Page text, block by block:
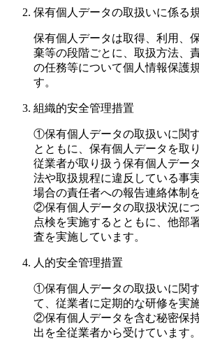
保有個人データの取扱いに係る
保有個人データは取得、利用、
棄等の段階ごとに、取扱方法、
の任務等について個人情報保護
す。
組織的安全管理措置
①保有個人データの取扱いに関
とともに、保有個人データを取
従業者が取り扱う保有個人デー
法や取扱規程に違反している事
場合の責任者への報告連絡体制
②保有個人データの取扱状況に
点検を実施するとともに、他部
査を実施しています。
人的安全管理措置
①保有個人データの取扱いに関
て、従業者に定期的な研修を実
②保有個人データを含む秘密保
出を全従業者から受けています。